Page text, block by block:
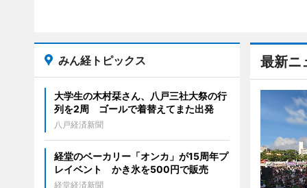
最新ニ
みん経トピックス
大学生の木村栞さん、八戸三社大祭の行
列を2周 ゴールで着替えてまた出発
八戸経済新聞
経堂のベーカリー「オンカ」が15周年プ
レイベント かき氷を500円で販売
経堂経済新聞